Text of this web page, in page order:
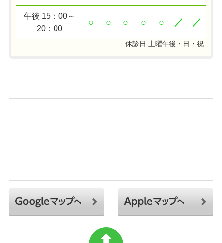
午後 15：00～
20：00
○ ○ ○ ○ ○ ／ ／
休診日:土曜午後・日・祝